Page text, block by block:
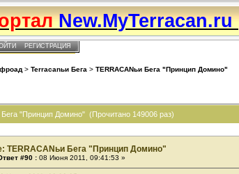
New.MyTerracan.ru
РЕГИСТРАЦИЯ
> Terracanьи Бега > TERRACANьи Бега "Принцип Домино"
"Принцип Домино" (Прочитано 149006 раз)
TERRACANьи Бега "Принцип Домино"
#90 : 08 Июня 2011, 09:41:53 »